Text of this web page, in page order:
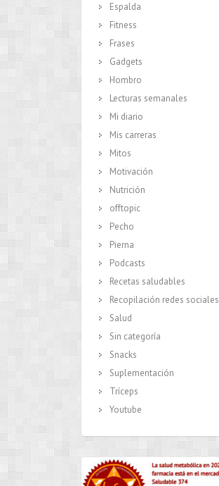
Espalda
Fitness
Frases
Gadgets
Hombro
Lecturas semanales
Mi diario
Mis carreras
Mitos
Motivación
Nutrición
offtopic
Pecho
Pierna
Podcasts
Recetas saludables
Recopilación redes sociales
Salud
Sin categoría
Snacks
Suplementación
Tríceps
Youtube